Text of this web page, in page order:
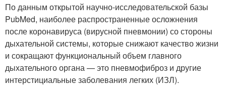
По данным открытой научно-исследовательской базы
PubMed, наиболее распространенные осложнения
после коронавируса (вирусной пневмонии) со стороны
дыхательной системы, которые снижают качество жизни
и сокращают функциональный объем главного
дыхательного органа — это пневмофиброз и другие
интерстициальные заболевания легких (ИЗЛ).